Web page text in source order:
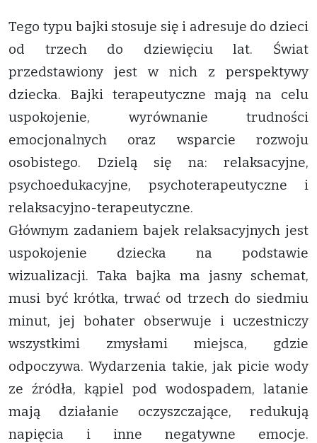
Tego typu bajki stosuje się i adresuje do dzieci
od trzech do dziewięciu lat. Świat
przedstawiony jest w nich z perspektywy
dziecka. Bajki terapeutyczne mają na celu
uspokojenie, wyrównanie trudności
emocjonalnych oraz wsparcie rozwoju
osobistego. Dzielą się na: relaksacyjne,
psychoedukacyjne, psychoterapeutyczne i
relaksacyjno-terapeutyczne.
Głównym zadaniem bajek relaksacyjnych jest
uspokojenie dziecka na podstawie
wizualizacji. Taka bajka ma jasny schemat,
musi być krótka, trwać od trzech do siedmiu
minut, jej bohater obserwuje i uczestniczy
wszystkimi zmysłami miejsca, gdzie
odpoczywa. Wydarzenia takie, jak picie wody
ze źródła, kąpiel pod wodospadem, latanie
mają działanie oczyszczające, redukują
napięcia i inne negatywne emocje.